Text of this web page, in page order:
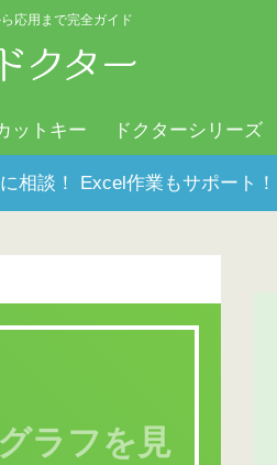
応用まで完全ガイド
ットキー ドクターシリーズ
談！ Excel作業もサポート
ラフを見